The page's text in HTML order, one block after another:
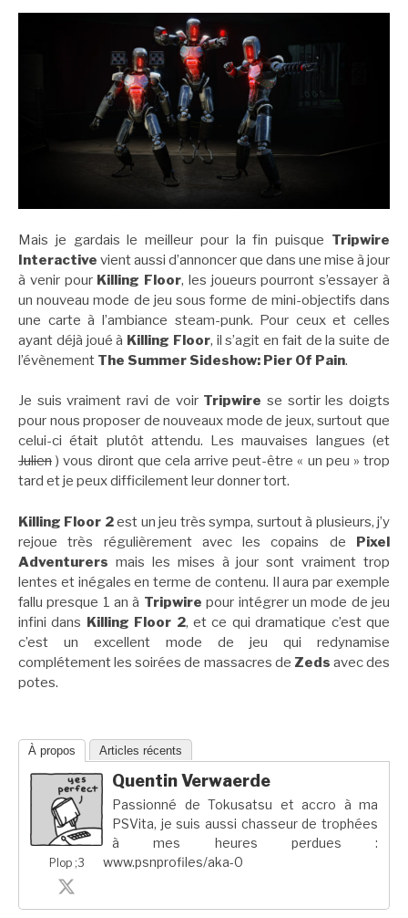
Mais je gardais le meilleur pour la fin puisque Tripwire
Interactive vient aussi d’annoncer que dans une mise à jour
à venir pour Killing Floor, les joueurs pourront s’essayer à
un nouveau mode de jeu sous forme de mini-objectifs dans
une carte à l’ambiance steam-punk. Pour ceux et celles
ayant déjà joué à Killing Floor, il s’agit en fait de la suite de
l’évènement The Summer Sideshow: Pier Of Pain.
Je suis vraiment ravi de voir Tripwire se sortir les doigts
pour nous proposer de nouveaux mode de jeux, surtout que
celui-ci était plutôt attendu. Les mauvaises langues (et
Julien ) vous diront que cela arrive peut-être « un peu » trop
tard et je peux difficilement leur donner tort.
Killing Floor 2est un jeu très sympa, surtout à plusieurs, j’y
rejoue très régulièrement avec les copains de Pixel
Adventurers mais les mises à jour sont vraiment trop
lentes et inégales en terme de contenu. Il aura par exemple
fallu presque 1 an à Tripwire pour intégrer un mode de jeu
infini dans Killing Floor 2, et ce qui dramatique c’est que
c’est un excellent mode de jeu qui redynamise
complétement les soirées de massacres de Zeds avec des
potes.
À propos Articles récents
Plop ;3
Quentin Verwaerde
Passionné de Tokusatsu et accro à ma
PSVita, je suis aussi chasseur de trophées
à mes heures perdues :
www.psnprofiles/aka-0